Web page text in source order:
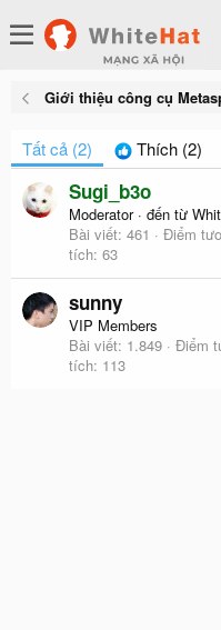
Giới thiệu công cụ
Tất cả (2) Thích (2)
Sugi_b3o
Moderator · đến từ
Bài viết 461 Điểm
tích 63
sunny
VIP Members
Bài viết 1.849 Điểm
tích 113